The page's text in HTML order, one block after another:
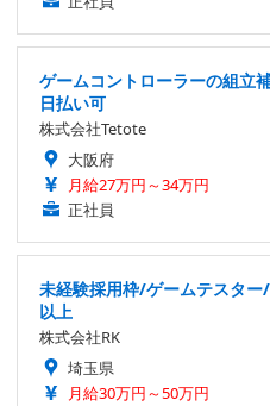
ゲームコントローラーの組立
日払い可
株式会社Tetote
大阪府
月給27万円～34万円
正社員
未経験採用枠/ゲームテスタ
以上
株式会社RK
埼玉県
月給30万円～50万円